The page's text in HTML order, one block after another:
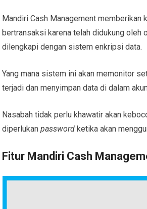
Mandiri Cash Management memberikan
bertransaksi karena telah didukung oleh
dilengkapi dengan sistem enkripsi data.
Yang mana sistem ini akan memonitor
terjadi dan menyimpan data di dalam
Nasabah tidak perlu khawatir akan
diperlukanpassword ketika akan
Fitur Mandiri Cash